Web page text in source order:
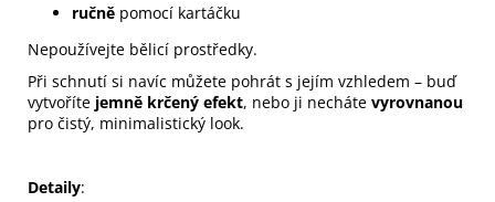
ručně pomocí kartáčku
Nepoužívejte bělicí prostředky.
Při schnutí si navíc můžete pohrát s jejím vzhledem – buď
vytvoříte jemně krčený efekt, nebo ji necháte vyrovnanou
pro čistý, minimalistický look.
Detaily: